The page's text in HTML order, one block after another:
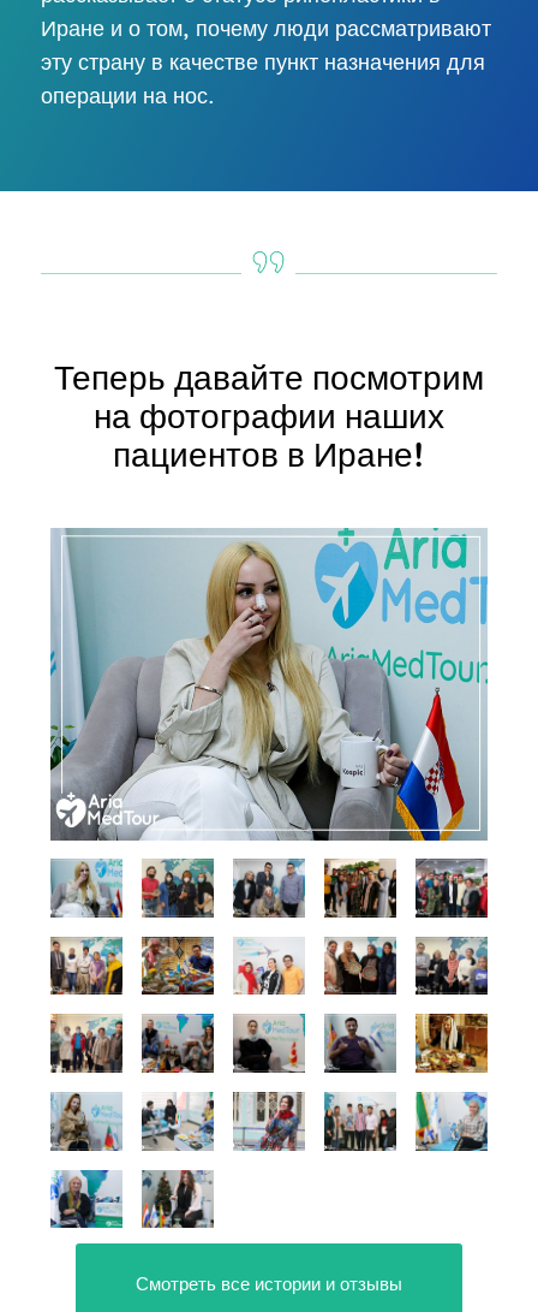
Иране и о том, почему люди рассматривают
эту страну в качестве пункт назначения для
операции на нос.
Теперь давайте посмотрим
на фотографии наших
пациентов в Иране!
Смотреть все истории и отзывы